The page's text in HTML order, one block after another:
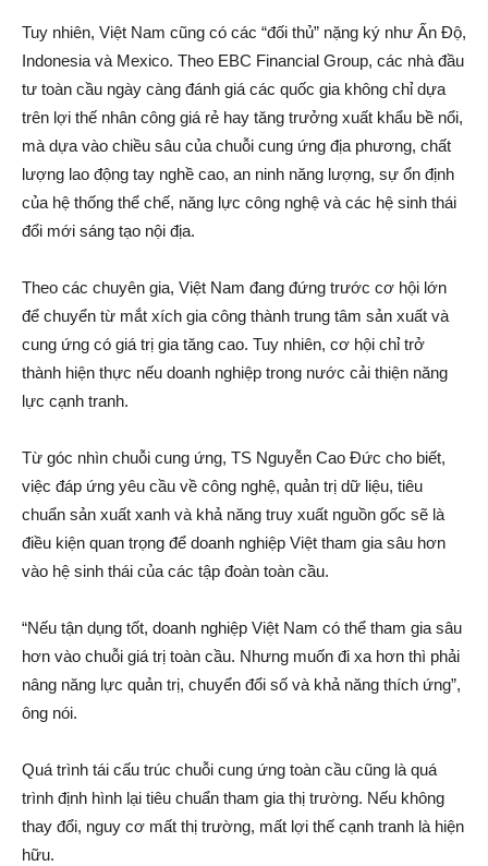
Tuy nhiên, Việt Nam cũng có các “đối thủ” nặng ký như Ấn Độ,
Indonesia và Mexico. Theo EBC Financial Group, các nhà đầu
tư toàn cầu ngày càng đánh giá các quốc gia không chỉ dựa
trên lợi thế nhân công giá rẻ hay tăng trưởng xuất khẩu bề nổi,
mà dựa vào chiều sâu của chuỗi cung ứng địa phương, chất
lượng lao động tay nghề cao, an ninh năng lượng, sự ổn định
của hệ thống thể chế, năng lực công nghệ và các hệ sinh thái
đổi mới sáng tạo nội địa.
Theo các chuyên gia, Việt Nam đang đứng trước cơ hội lớn
để chuyển từ mắt xích gia công thành trung tâm sản xuất và
cung ứng có giá trị gia tăng cao. Tuy nhiên, cơ hội chỉ trở
thành hiện thực nếu doanh nghiệp trong nước cải thiện năng
lực cạnh tranh.
Từ góc nhìn chuỗi cung ứng, TS Nguyễn Cao Đức cho biết,
việc đáp ứng yêu cầu về công nghệ, quản trị dữ liệu, tiêu
chuẩn sản xuất xanh và khả năng truy xuất nguồn gốc sẽ là
điều kiện quan trọng để doanh nghiệp Việt tham gia sâu hơn
vào hệ sinh thái của các tập đoàn toàn cầu.
“Nếu tận dụng tốt, doanh nghiệp Việt Nam có thể tham gia sâu
hơn vào chuỗi giá trị toàn cầu. Nhưng muốn đi xa hơn thì phải
nâng năng lực quản trị, chuyển đổi số và khả năng thích ứng”,
ông nói.
Quá trình tái cấu trúc chuỗi cung ứng toàn cầu cũng là quá
trình định hình lại tiêu chuẩn tham gia thị trường. Nếu không
thay đổi, nguy cơ mất thị trường, mất lợi thế cạnh tranh là hiện
hữu.